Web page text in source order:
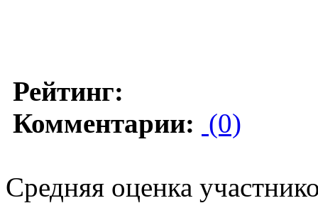
Рейтинг:
Комментарии: (0)
Средняя оценка